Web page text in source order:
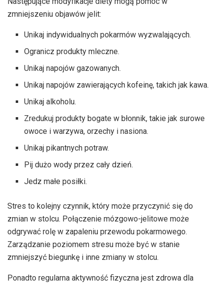
zmniejszeniu objawów jelit:
Unikaj indywidualnych pokarmów wyzwalających.
Ogranicz produkty mleczne.
Unikaj napojów gazowanych.
Unikaj napojów zawierających kofeinę, takich jak kawa.
Unikaj alkoholu.
Zredukuj produkty bogate w błonnik, takie jak surowe
owoce i warzywa, orzechy i nasiona.
Unikaj pikantnych potraw.
Pij dużo wody przez cały dzień.
Jedz małe posiłki.
Stres to kolejny czynnik, który może przyczynić się do
zmian w stolcu. Połączenie mózgowo-jelitowe może
odgrywać rolę w zapaleniu przewodu pokarmowego.
Zarządzanie poziomem stresu może być w stanie
zmniejszyć biegunkę i inne zmiany w stolcu.
Ponadto regularna aktywność fizyczna jest zdrowa dla